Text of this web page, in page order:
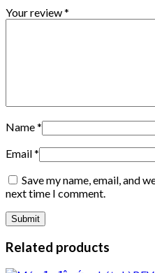
Your review*
Name*
Email*
Save my name, email, and
next time I comment.
Related products